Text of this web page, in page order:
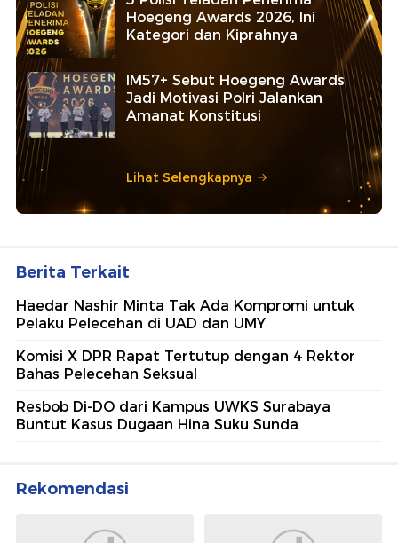
Hoegeng Awards 2026, Ini
Kategori dan Kiprahnya
IM57+ Sebut Hoegeng Awards
Jadi Motivasi Polri Jalankan
Amanat Konstitusi
Lihat Selengkapnya
Berita Terkait
Haedar Nashir Minta Tak Ada Kompromi untuk
Pelaku Pelecehan di UAD dan UMY
Komisi X DPR Rapat Tertutup dengan 4 Rektor
Bahas Pelecehan Seksual
Resbob Di-DO dari Kampus UWKS Surabaya
Buntut Kasus Dugaan Hina Suku Sunda
Rekomendasi